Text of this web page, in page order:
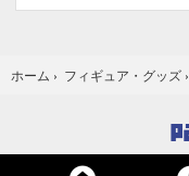
ホーム › フィギュア・グッズ ›